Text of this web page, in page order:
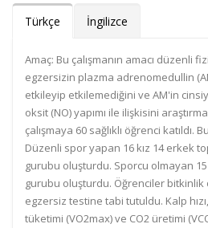
Türkçe İngilizce
Amaç: Bu çalışmanın amacı düzenli
egzersizin plazma adrenomedullin
etkileyip etkilemediğini ve AM'in
oksit (NO) yapımı ile ilişkisini
çalışmaya 60 sağlıklı öğrenci katıldı.
Düzenli spor yapan 16 kız 14 erkek
gurubu oluşturdu. Sporcu olmayan
gurubu oluşturdu. Öğrenciler
egzersiz testine tabi tutuldu. Kalp
tüketimi (VO2max) ve CO2 üretimi